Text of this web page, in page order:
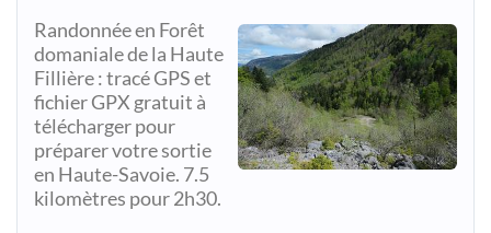
Randonnée en Forêt
domaniale de la Haute
Fillière : tracé GPS et
fichier GPX gratuit à
télécharger pour
préparer votre sortie
en Haute-Savoie. 7.5
kilomètres pour 2h30.